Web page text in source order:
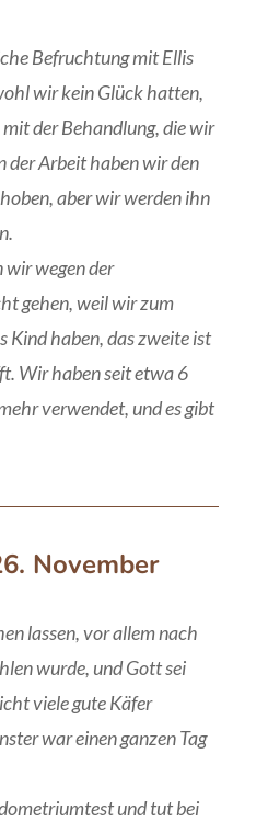
Befruchtung mit Ellis
wir kein Glück hatten,
der Behandlung, die wir
der Arbeit haben wir den
aber wir werden ihn
wir wegen der
gehen, weil wir zum
Kind haben, das zweite ist
Wir haben seit etwa 6
verwendet, und es gibt
November
lassen, vor allem nach
wurde, und Gott sei
viele gute Käfer
war einen ganzen Tag
und tut bei